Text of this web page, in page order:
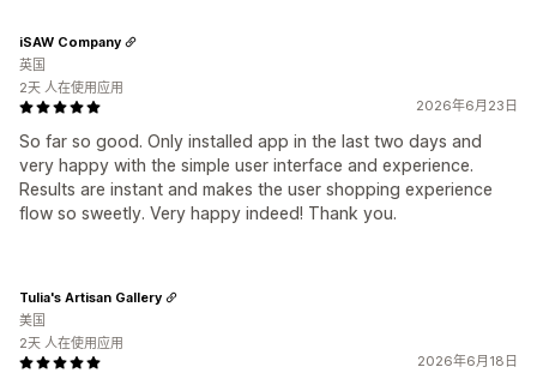
2026年6月23日
So far so good. Only installed app in the last two days and
very happy with the simple user interface and experience.
Results are instant and makes the user shopping experience
flow so sweetly. Very happy indeed! Thank you.
iSAW Company
英国
2天 人在使用应用
2026年6月18日
Tulia's Artisan Gallery
美国
2天 人在使用应用